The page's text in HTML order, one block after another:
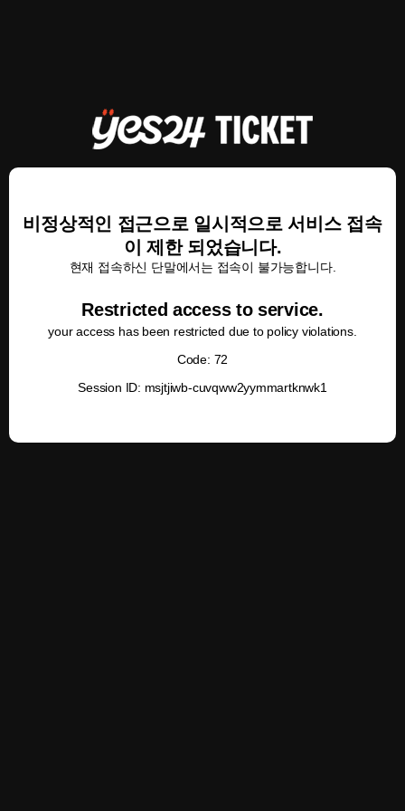
비정상적인 접근으로 일시적으로 서비스 접속
이 제한 되었습니다.
현재 접속하신 단말에서는 접속이 불가능합니다.
Restricted access to service.
your access has been restricted due to policy violations.
Code: 72
Session ID: msjtjiwb-cuvqww2yymmartknwk1